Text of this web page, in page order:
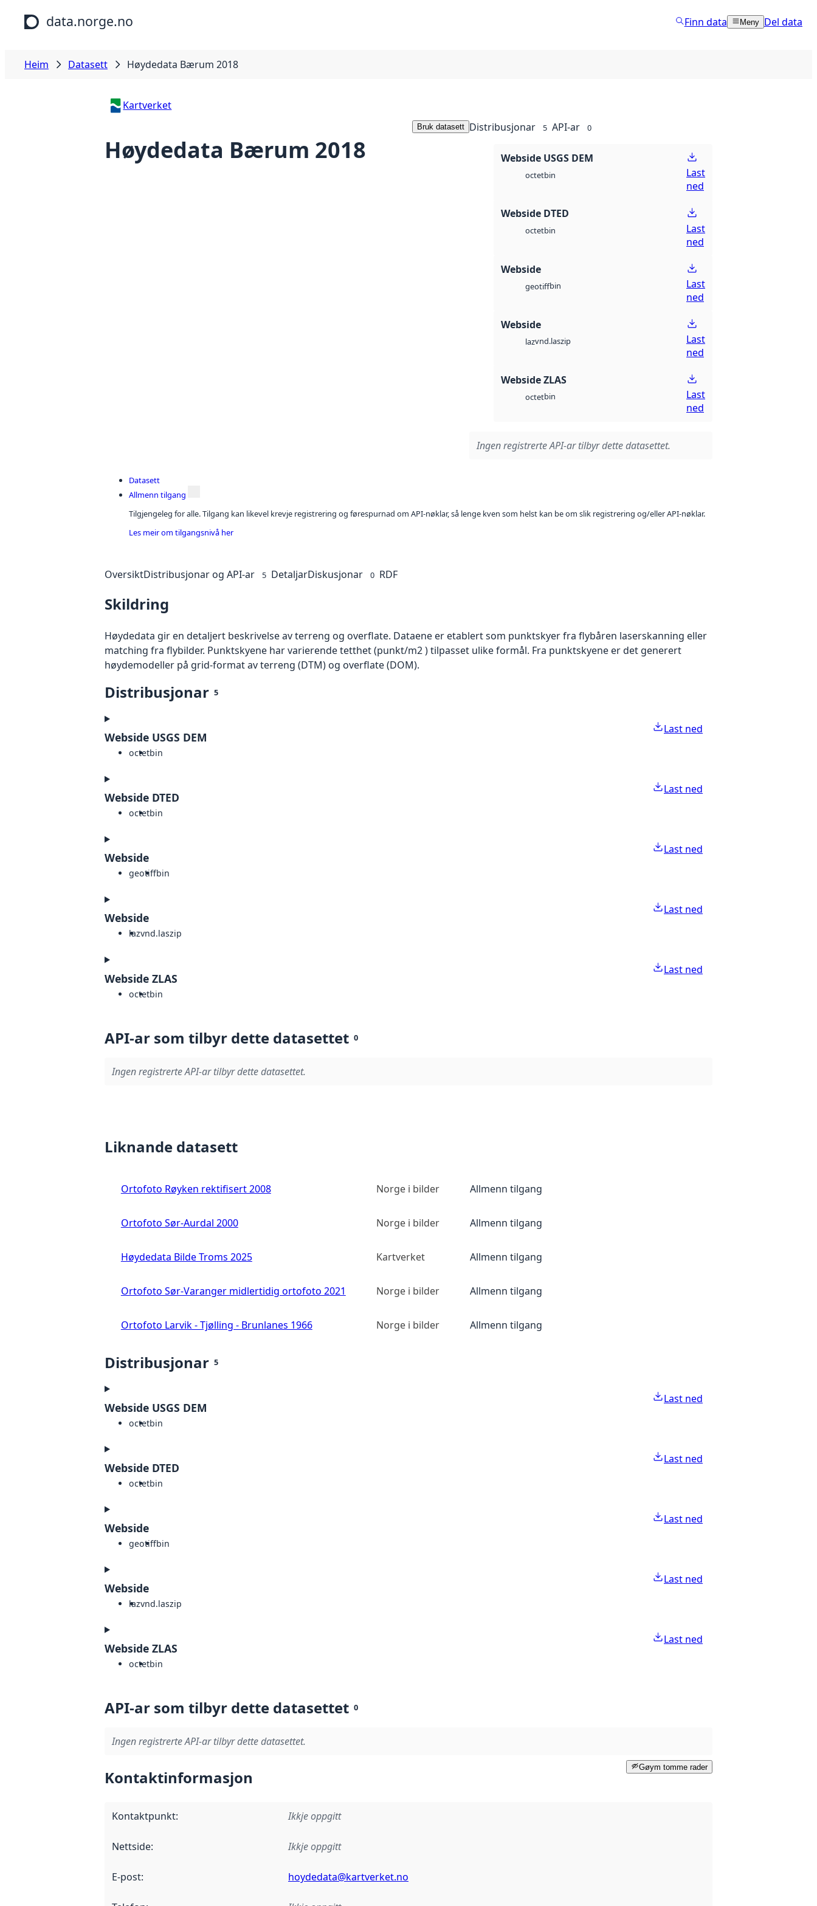
Hopp til hovudinnhald
data.norge.no Finn data Meny Del data
Heim Datasett Høydedata Bærum 2018
Kartverket
Høydedata Bærum 2018
Bruk datasett Distribusjonar 5 API-ar 0
Webside USGS DEM
octetbin
Last
ned
Webside DTED
octetbin
Last
ned
Webside
geotiffbin
Last
ned
Webside
lazvnd.laszip
Last
ned
Webside ZLAS
octetbin
Last
ned
Ingen registrerte API-ar tilbyr dette datasettet.
Datasett
Allmenn tilgang
Tilgjengeleg for alle. Tilgang kan likevel krevje registrering og førespurnad om API-nøklar, så lenge kven som helst kan be om slik registrering og/eller API-nøklar.
Les meir om tilgangsnivå her
OversiktDistribusjonar og API-ar 5 DetaljarDiskusjonar 0 RDF
Skildring
Høydedata gir en detaljert beskrivelse av terreng og overflate. Dataene er etablert som punktskyer fra flybåren laserskanning eller
matching fra flybilder. Punktskyene har varierende tetthet (punkt/m2 ) tilpasset ulike formål. Fra punktskyene er det generert
høydemodeller på grid-format av terreng (DTM) og overflate (DOM).
Distribusjonar 5
Webside USGS DEM
octetbin
Last ned
Webside DTED
octetbin
Last ned
Webside
geotiffbin
Last ned
Webside
lazvnd.laszip
Last ned
Webside ZLAS
octetbin
Last ned
API-ar som tilbyr dette datasettet 0
Ingen registrerte API-ar tilbyr dette datasettet.
Liknande datasett
Ortofoto Røyken rektifisert 2008 Norge i bilder Allmenn tilgang
Ortofoto Sør-Aurdal 2000 Norge i bilder Allmenn tilgang
Høydedata Bilde Troms 2025 Kartverket Allmenn tilgang
Ortofoto Sør-Varanger midlertidig ortofoto 2021 Norge i bilder Allmenn tilgang
Ortofoto Larvik - Tjølling - Brunlanes 1966 Norge i bilder Allmenn tilgang
Distribusjonar 5
Webside USGS DEM
octetbin
Last ned
Webside DTED
octetbin
Last ned
Webside
geotiffbin
Last ned
Webside
lazvnd.laszip
Last ned
Webside ZLAS
octetbin
Last ned
API-ar som tilbyr dette datasettet 0
Ingen registrerte API-ar tilbyr dette datasettet.
Gøym tomme rader
Kontaktinformasjon
Kontaktpunkt: Ikkje oppgitt
Nettside: Ikkje oppgitt
E-post: hoydedata@kartverket.no